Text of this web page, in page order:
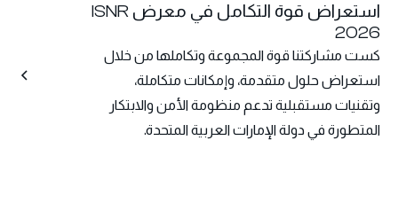
استعراض قوة التكامل في معرض ISNR
2026
كست مشاركتنا قوة المجموعة وتكاملها من خلال
استعراض حلول متقدمة، وإمكانات متكاملة،
وتقنيات مستقبلية تدعم منظومة الأمن والابتكار
المتطورة في دولة الإمارات العربية المتحدة.